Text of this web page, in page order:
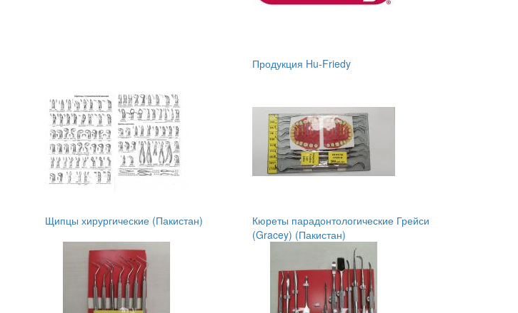
Продукция Hu-Friedy
Щипцы хирургические (Пакистан)
Кюреты парадонтологические Грейси
(Gracey) (Пакистан)